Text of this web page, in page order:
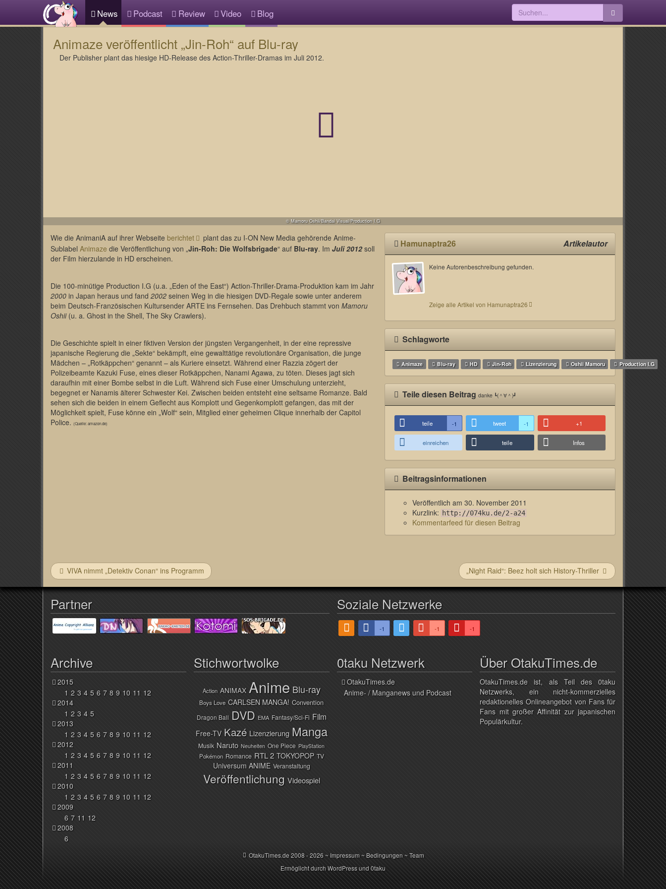
News Podcast Review Video Blog
Animaze veröffentlicht „Jin-Roh“ auf Blu-ray
Der Publisher plant das hiesige HD-Release des Action-Thriller-Dramas im Juli 2012.
© Mamoru Oshii/Bandai Visual/Production I.G
Wie die AnimaniA auf ihrer Webseite berichtet
plant das zu I-ON New Media gehörende Anime-
Sublabel Animaze die Veröffentlichung von „Jin-Roh: Die Wolfsbrigade“ auf Blu-ray. Im Juli 2012soll
der Film hierzulande in HD erscheinen.
Die 100-minütige Production I.G (u.a. „Eden of the East“) Action-Thriller-Drama-Produktion kam im Jahr
2000 in Japan heraus und fand 2002 seinen Weg in die hiesigen DVD-Regale sowie unter anderem
beim Deutsch-Französischen Kultursender ARTE ins Fernsehen. Das Drehbuch stammt von Mamoru
Oshii(u. a. Ghost in the Shell, The Sky Crawlers).
Die Geschichte spielt in einer fiktiven Version der jüngsten Vergangenheit, in der eine repressive
japanische Regierung die „Sekte“ bekämpft, eine gewalttätige revolutionäre Organisation, die junge
Mädchen – „Rotkäppchen“ genannt – als Kuriere einsetzt. Während einer Razzia zögert der
Polizeibeamte Kazuki Fuse, eines dieser Rotkäppchen, Nanami Agawa, zu töten. Dieses jagt sich
daraufhin mit einer Bombe selbst in die Luft. Während sich Fuse einer Umschulung unterzieht,
begegnet er Nanamis älterer Schwester Kei. Zwischen beiden entsteht eine seltsame Romanze. Bald
sehen sich die beiden in einem Geflecht aus Komplott und Gegenkomplott gefangen, das mit der
Möglichkeit spielt, Fuse könne ein „Wolf“ sein, Mitglied einer geheimen Clique innerhalb der Capitol
Police. (Quelle: amazon.de)
Hamunaptra26 Artikelautor
Keine Autorenbeschreibung gefunden.
Zeige alle Artikel von Hamunaptra26
Schlagworte
Animaze Blu-ray HD Jin-Roh Lizenzierung Oshii Mamoru Production I.G
Teile diesen Beitragdanke ┗(＾∀＾)┛
teile -1 tweet -1 +1
einreichen teile Infos
Beitragsinformationen
Veröffentlich am 30. November 2011
Kurzlink: http://074ku.de/2-a24
Kommentarfeed für diesen Beitrag
VIVA nimmt „Detektiv Conan“ ins Programm „Night Raid“: Beez holt sich History-Thriller
Partner Soziale Netzwerke
-1 -1 -1
Archive
2015
1 2 3 4 5 6 7 8 9 10 11 12
2014
1 2 3 4 5
2013
1 2 3 4 5 6 7 8 9 10 11 12
2012
1 2 3 4 5 6 7 8 9 10 11 12
2011
1 2 3 4 5 6 7 8 9 10 11 12
2010
1 2 3 4 5 6 7 8 9 10 11 12
2009
6 7 11 12
2008
6
Stichwortwolke
Action ANIMAX Anime Blu-ray
Boys Love CARLSEN MANGA! Convention
Dragon Ball DVD EMA Fantasy/Sci-Fi Film
Free-TV Kazé Lizenzierung Manga
Musik Naruto Neuheiten One Piece PlayStation
Pokémon Romance RTL 2 TOKYOPOP TV
Universum ANIME Veranstaltung
Veröffentlichung Videospiel
0taku Netzwerk
OtakuTimes.de
Anime- / Manganews und Podcast
Über OtakuTimes.de
OtakuTimes.de ist, als Teil des 0taku
Netzwerks, ein nicht-kommerzielles
redaktionelles Onlineangebot von Fans für
Fans mit großer Affinität zur japanischen
Populärkultur.
OtakuTimes.de2008 - 2026 ~ Impressum ~ Bedingungen ~Team
Ermöglicht durchWordPressund 0taku